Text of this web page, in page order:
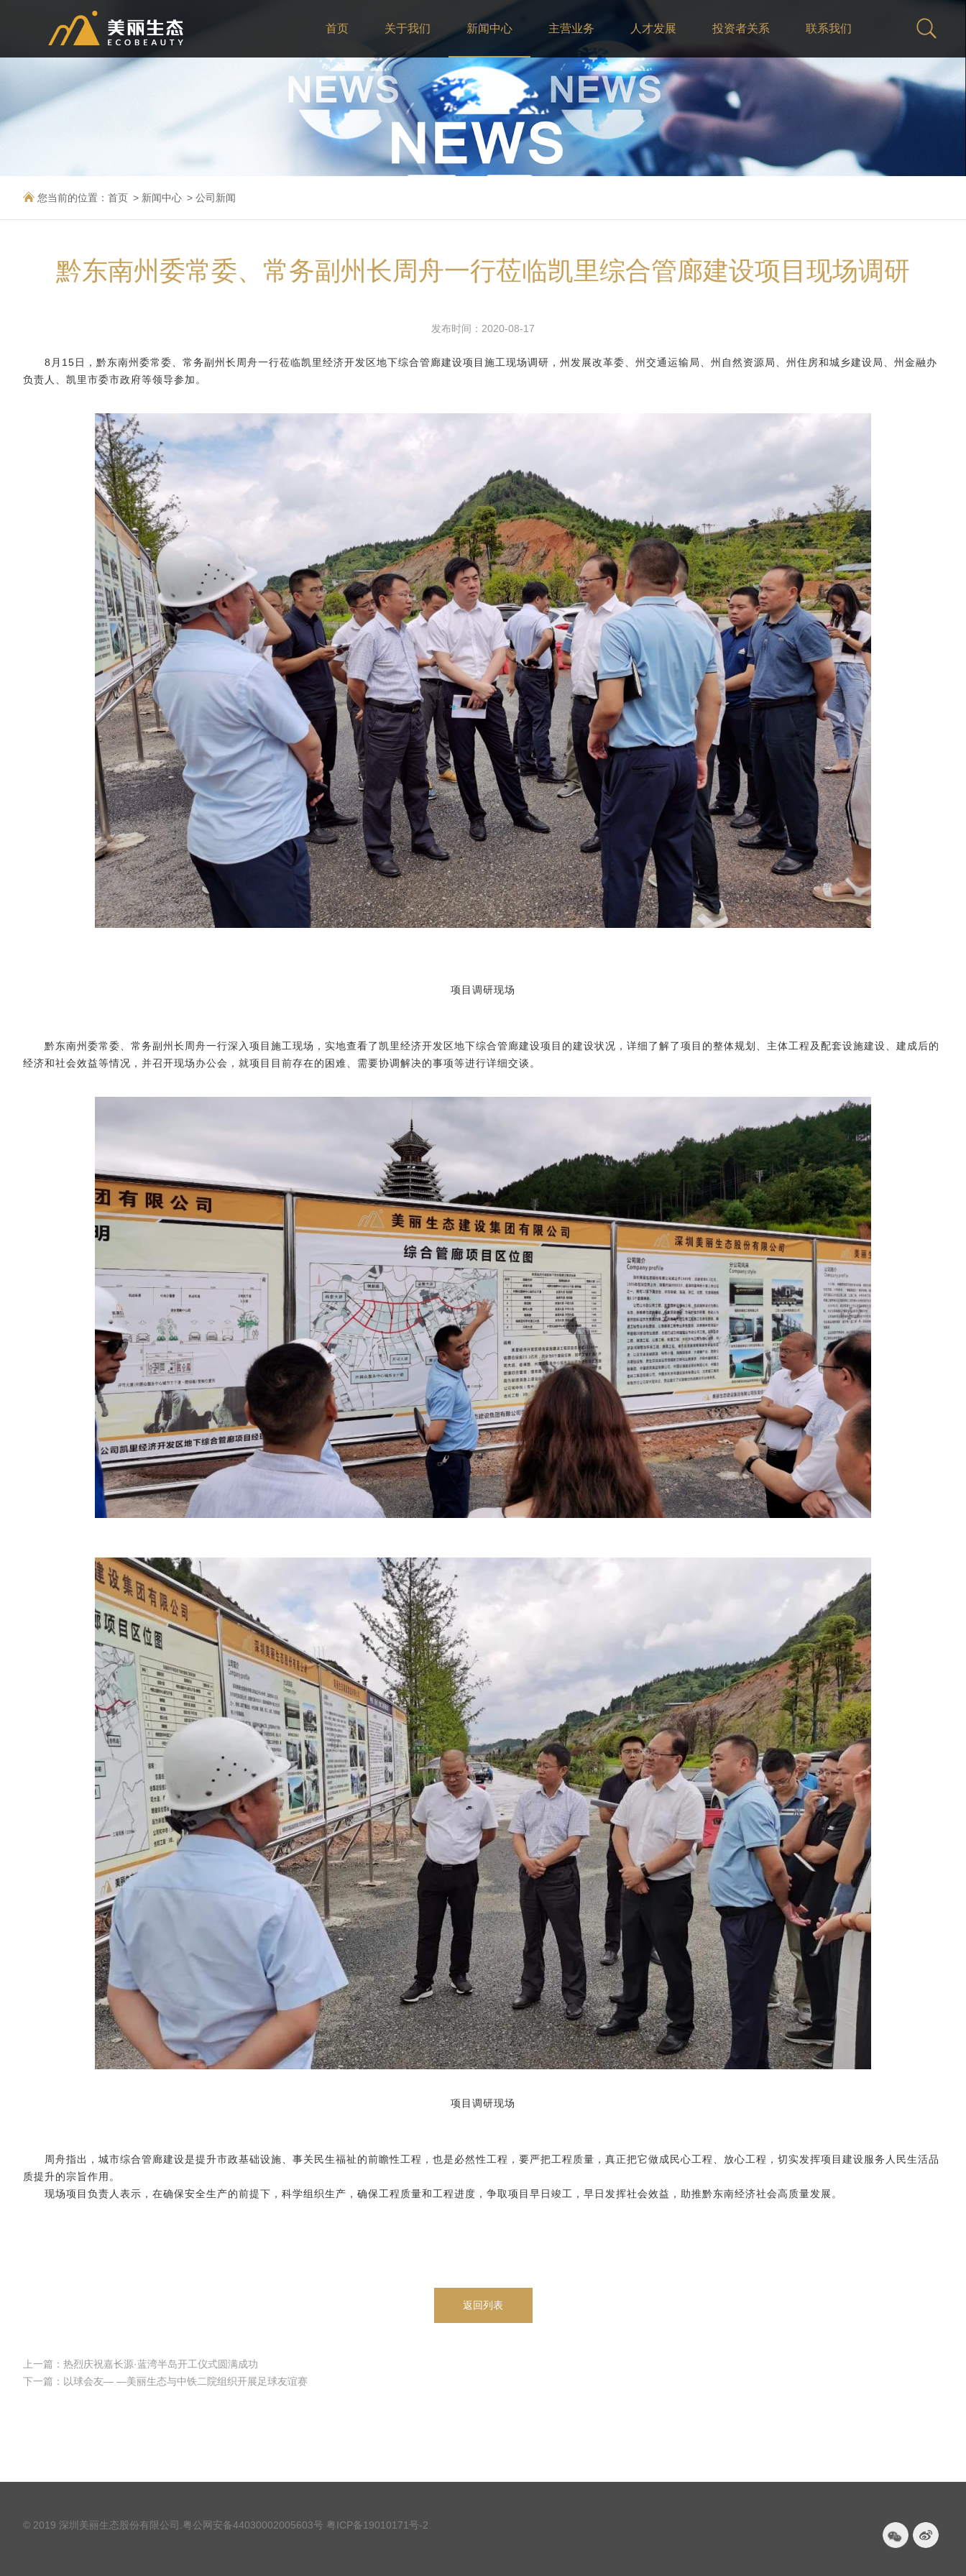
首页 关于我们 新闻中心 主营业务 人才发展 投资者关系 联系我们
您当前的位置： 首页 新闻中心 公司新闻
黔东南州委常委、常务副州长周舟一行莅临凯里综合管廊建设项目现场调研
发布时间：2020-08-17
8月15日， 黔东南州委常委、常务副州长 周舟一行莅临凯里经济开发区地下综合管廊建设项目施工现场调研， 州发展改革委、州交通运输局、州自然资源局、州住房和城乡建设局、州金融办
负责人、凯里市委市政府等领导参加。
项目调研现场
黔东南州委常委、常务副州长周舟一行深入项目施工现场，实地查看了凯里经济开发区地下综合管廊建设项目的建设状况，详细了解了项目的整体规划、主体工程及配套设施建设、建成后的
经济和社会效益等情况，并召开现场办公会，就项目目前存在的困难、需要协调解决的事项等进行详细交谈。
项目调研现场
周舟指出，城市综合管廊建设是提升市政基础设施、事关民生福祉的前瞻性工程，也是必然性工程，要严把工程质量，真正把它做成民心工程、放心工程，切实发挥项目建设服务人民生活品
质提升的宗旨作用。
现场项目负责人表示，在确保安全生产的前提下，科学组织生产，确保工程质量和工程进度，争取项目早日竣工，早日发挥社会效益， 助推黔东南经济社会高质量发展。
返回列表
上一篇：热烈庆祝嘉长源·蓝湾半岛开工仪式圆满成功
下一篇：以球会友— —美丽生态与中铁二院组织开展足球友谊赛
© 2019 深圳美丽生态股份有限公司. 粤公网安备44030002005603号 粤ICP备19010171号-2